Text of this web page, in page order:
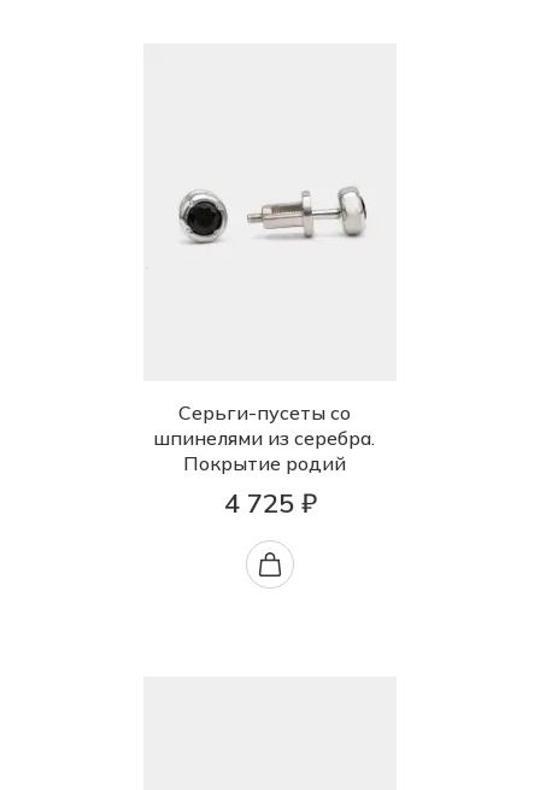
Серьги-пусеты со
шпинелями из серебра.
Покрытие родий
4 725 ₽